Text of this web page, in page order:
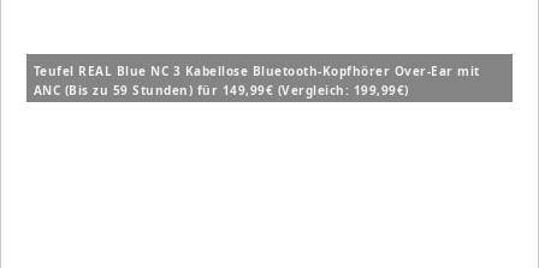
Teufel REAL Blue NC 3 Kabellose Bluetooth-Kopfhörer Over-Ear mit
ANC (Bis zu 59 Stunden) für 149,99€ (Vergleich: 199,99€)